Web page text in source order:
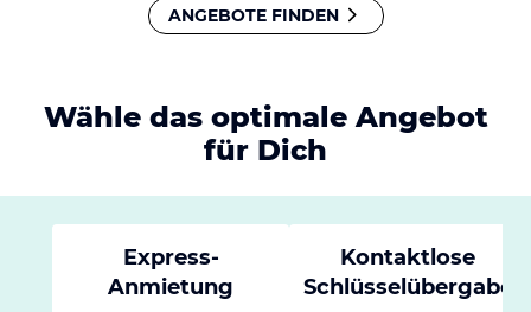
ANGEBOTE FINDEN
Wähle das optimale Angebot
für Dich
Express-
Anmietung
Kontaktlose
Schlüsselübergabe